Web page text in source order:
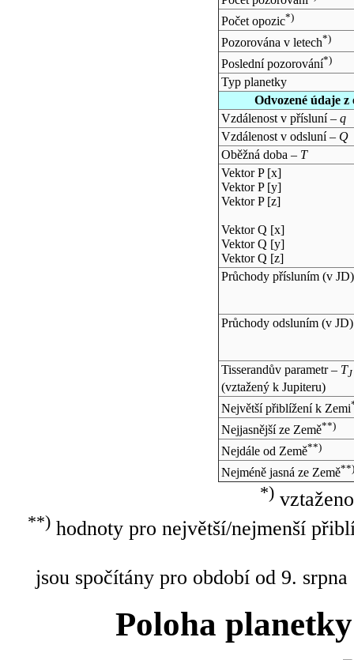
Počet opozic*)
Pozorována v letech*)
Poslední pozorování*)
Typ planetky
Odvozené údaje
Vzdálenost v přísluní – q
Vzdálenost v odsluní – Q
Oběžná doba – T
Vektor P [x]
Vektor P [y]
Vektor P [z]
Vektor Q [x]
Vektor Q [y]
Vektor Q [z]
Průchody přísluním (v JD)
Průchody odsluním (v JD)
Tisserandův parametr – TJ
(vztažený k Jupiteru)
Největší přiblížení k Zemi
Nejjasnější ze Země**)
Nejdále od Země**)
Nejméně jasná ze Země**)
*)
**)hodnoty pro největší/nejmenší
jsou spočítány pro období od 9.
Poloha